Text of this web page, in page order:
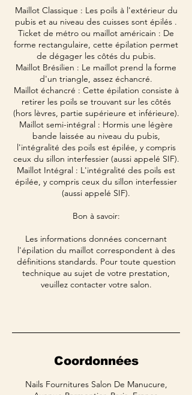
Maillot Classique : Les poils à l'extérieur du
pubis et au niveau des cuisses sont épilés .
Ticket de métro ou maillot américain : De
forme rectangulaire, cette épilation permet
de dégager les côtés du pubis.
Maillot Brésilien : Le maillot prend la forme
d'un triangle, assez échancré.
Maillot échancré : Cette épilation consiste à
retirer les poils se trouvant sur les côtés
(hors lèvres, partie supérieure et inférieure).
Maillot semi-intégral : Hormis une légère
bande laissée au niveau du pubis,
l'intégralité des poils est épilée, y compris
ceux du sillon interfessier (aussi appelé SIF).
Maillot Intégral : L'intégralité des poils est
épilée, y compris ceux du sillon interfessier
(aussi appelé SIF).
Bon à savoir:
Les informations données concernant
l'épilation du maillot correspondent à des
définitions standards. Pour toute question
technique au sujet de votre prestation,
veuillez contacter votre salon.
Coordonnées
Nails Fournitures Salon De Manucure,